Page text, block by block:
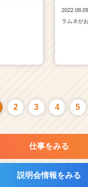
2022.08.09
ラムネが
2 3 4 5
仕事をみる
説明会情報をみる